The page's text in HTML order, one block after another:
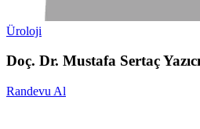
Üroloji
Doç. Dr. Mustafa Sertaç Yazıcı
Randevu Al